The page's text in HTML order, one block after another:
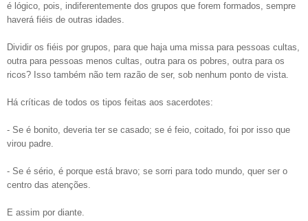
é lógico, pois, indiferentemente dos grupos que forem formados, sempre
haverá fiéis de outras idades.
Dividir os fiéis por grupos, para que haja uma missa para pessoas cultas,
outra para pessoas menos cultas, outra para os pobres, outra para os
ricos? Isso também não tem razão de ser, sob nenhum ponto de vista.
Há críticas de todos os tipos feitas aos sacerdotes:
- Se é bonito, deveria ter se casado; se é feio, coitado, foi por isso que
virou padre.
- Se é sério, é porque está bravo; se sorri para todo mundo, quer ser o
centro das atenções.
E assim por diante.